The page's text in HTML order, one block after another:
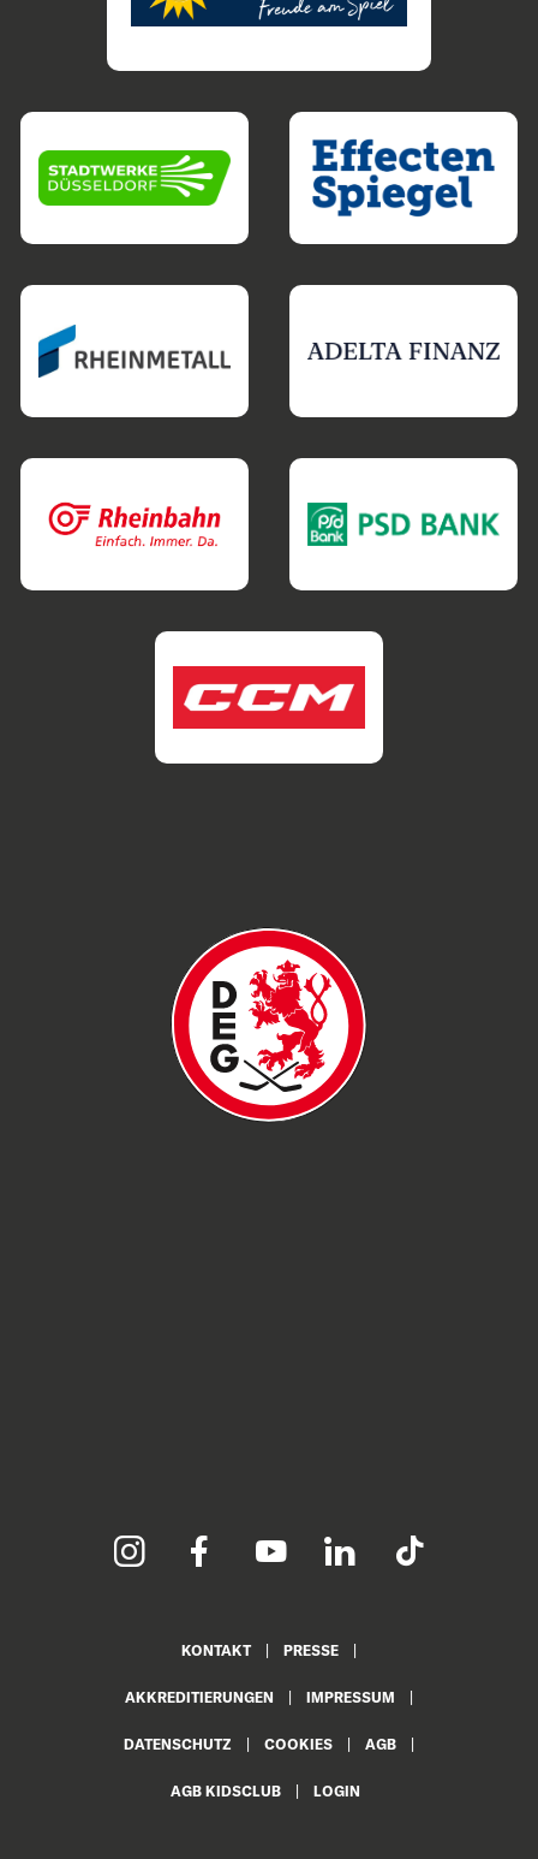
KONTAKT PRESSE
AKKREDITIERUNGEN IMPRESSUM
DATENSCHUTZ COOKIES AGB
AGB KIDSCLUB LOGIN